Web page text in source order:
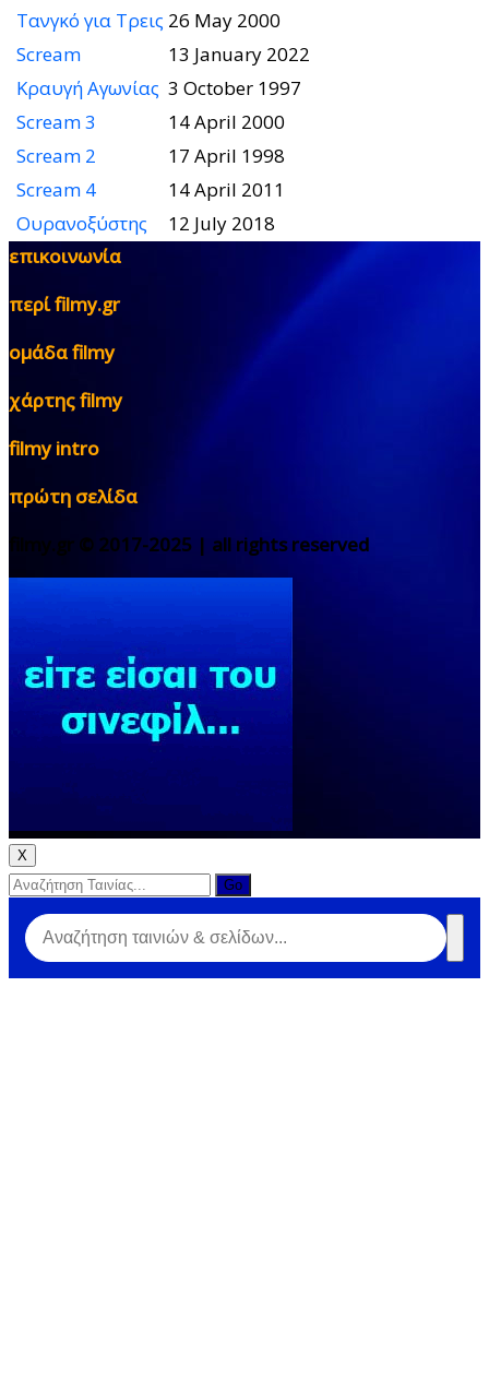
Τανγκό για Τρεις 26 May 2000
Scream
13 January 2022
Κραυγή Αγωνίας 3 October 1997
Scream 3
14 April 2000
Scream 2
17 April 1998
Scream 4
14 April 2011
Ουρανοξύστης
12 July 2018
επικοινωνία
περί filmy.gr
ομάδα filmy
χάρτης filmy
filmy intro
πρώτη σελίδα
filmy.gr © 2017-2025 | all rights reserved
X